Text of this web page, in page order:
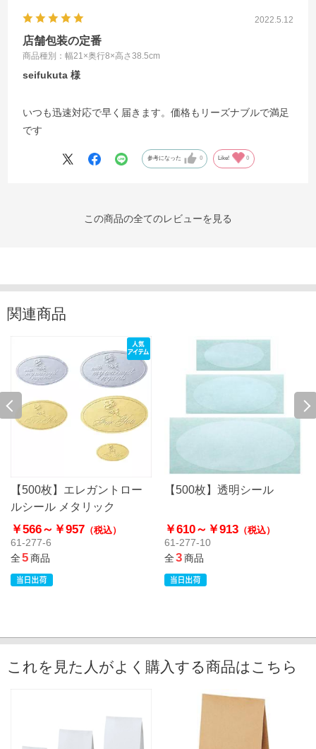
2022.5.12
店舗包装の定番
商品種別：幅21×奥行8×高さ38.5cm
seifukuta
いつも迅速対応で早く届きます。価格もリーズナブルで満足
です
参考になった 0 Like! 0
この商品の全てのレビューを見る
関連商品
【500枚】エレガントロー
ルシール メタリック
￥566～ ￥957 （税込）
61-277-6
全5商品
【500枚】透明シール
￥610～ ￥913 （税込）
61-277-10
全3商品
これを見た人がよく購入する商品はこちら